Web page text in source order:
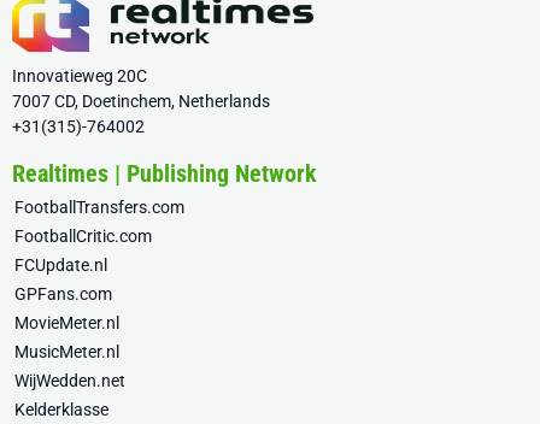
Innovatieweg 20C
7007 CD, Doetinchem, Netherlands
+31(315)-764002
Realtimes | Publishing Network
FootballTransfers.com
FootballCritic.com
FCUpdate.nl
GPFans.com
MovieMeter.nl
MusicMeter.nl
WijWedden.net
Kelderklasse